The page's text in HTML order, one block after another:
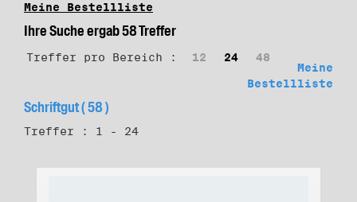
Meine Bestellliste
Ihre Suche ergab 58 Treffer
Treffer pro Bereich : 12 24
48
Meine
Bestellliste
Schriftgut ( 58 )
Treffer : 1 - 24